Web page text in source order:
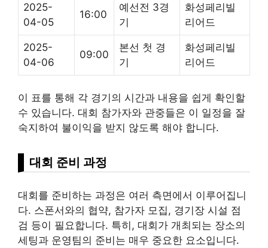
2025-
04-05
16:00
예선전 3경
기
화성페리빌
리어드
2025-
04-06
09:00
본선 첫 경
기
화성페리빌
리어드
이 표를 통해 각 경기의 시간과 내용을 쉽게 확인할
수 있습니다. 대회 참가자와 관중들은 이 일정을 잘
숙지하여 불이익을 받지 않도록 해야 합니다.
대회 준비 과정
대회를 준비하는 과정은 여러 측면에서 이루어집니
다. 스폰서와의 협약, 참가자 모집, 경기장 시설 점
검 등이 필요합니다. 특히, 대회가 개최되는 장소의
세팅과 운영팀의 준비는 매우 중요한 요소입니다.